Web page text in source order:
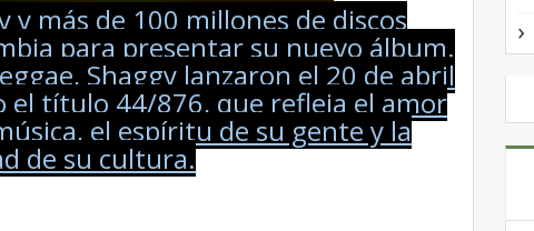
y más de 100 millones de discos
para presentar su nuevo álbum.
Shaggy lanzaron el 20 de abril
el título 44/876, que refleja el amor
el espíritu de su gente y la
de su cultura.